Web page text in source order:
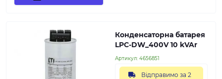
Конденсаторна батарея
LPC-DW_400V 10 kVAr
Артикул: 4656851
Відправимо за 2